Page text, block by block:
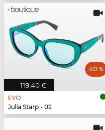
119,40 €
40 %
EYO
Julia Starp - 02